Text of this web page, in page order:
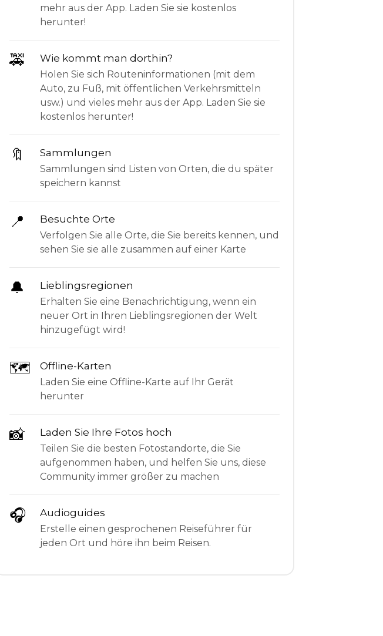
mehr aus der App. Laden Sie sie kostenlos
herunter!
🚕 Wie kommt man dorthin?
Holen Sie sich Routeninformationen (mit dem
Auto, zu Fuß, mit öffentlichen Verkehrsmitteln
usw.) und vieles mehr aus der App. Laden Sie sie
kostenlos herunter!
🔖 Sammlungen
Sammlungen sind Listen von Orten, die du später
speichern kannst
📍 Besuchte Orte
Verfolgen Sie alle Orte, die Sie bereits kennen, und
sehen Sie sie alle zusammen auf einer Karte
🔔 Lieblingsregionen
Erhalten Sie eine Benachrichtigung, wenn ein
neuer Ort in Ihren Lieblingsregionen der Welt
hinzugefügt wird!
🗺 Offline-Karten
Laden Sie eine Offline-Karte auf Ihr Gerät
herunter
📸 Laden Sie Ihre Fotos hoch
Teilen Sie die besten Fotostandorte, die Sie
aufgenommen haben, und helfen Sie uns, diese
Community immer größer zu machen
🎧 Audioguides
Erstelle einen gesprochenen Reiseführer für
jeden Ort und höre ihn beim Reisen.